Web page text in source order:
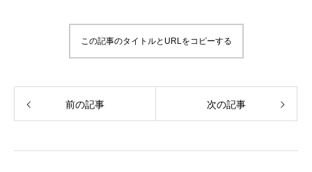
この記事のタイトルとURLをコピーする
前の記事 次の記事